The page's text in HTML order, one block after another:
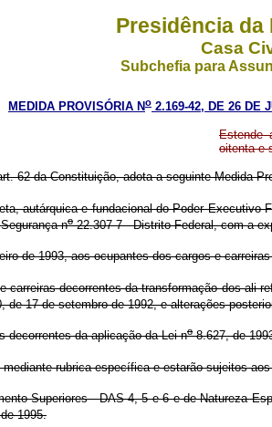
Presidência da
Casa
Subchefia para
MEDIDA PROVISÓRIA No 2.169-42, DE 26 DE
Estende
oitenta e
62 da Constituição, adota a seguinte Medida
autárquica e fundacional do Poder
no22.307-7 - Distrito Federal, com a
de 1993, aos ocupantes dos cargos e
decorrentes da transformação dos ali
de 17 de setembro de 1992, e alterações
decorrentes da aplicação da Lei no8.627, de
rubrica específica e estarão sujeitos
Superiores - DAS 4, 5 e 6 e de Natureza
1995.